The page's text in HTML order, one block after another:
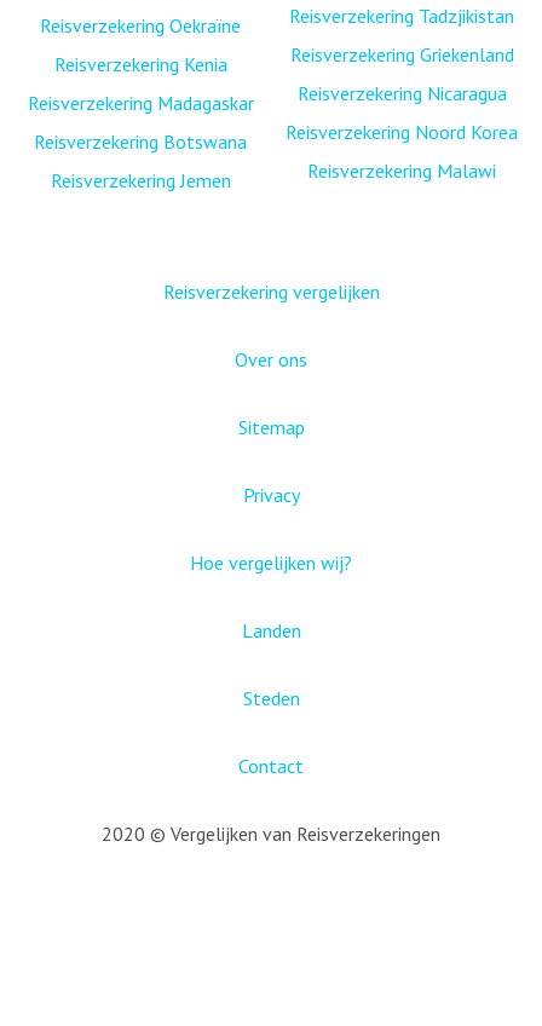
Reisverzekering Oekraïne
Reisverzekering Kenia
Reisverzekering Madagaskar
Reisverzekering Botswana
Reisverzekering Jemen
Reisverzekering Tadzjikistan
Reisverzekering Griekenland
Reisverzekering Nicaragua
Reisverzekering Noord Korea
Reisverzekering Malawi
Reisverzekering vergelijken
Over ons
Sitemap
Privacy
Hoe vergelijken wij?
Landen
Steden
Contact
2020 © Vergelijken van Reisverzekeringen